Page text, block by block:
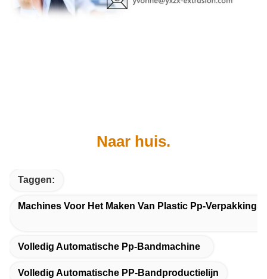
Naar huis.
Taggen:
Machines Voor Het Maken Van Plastic Pp-
Volledig Automatische Pp-Bandmachine
Volledig Automatische PP-Bandproductielijn